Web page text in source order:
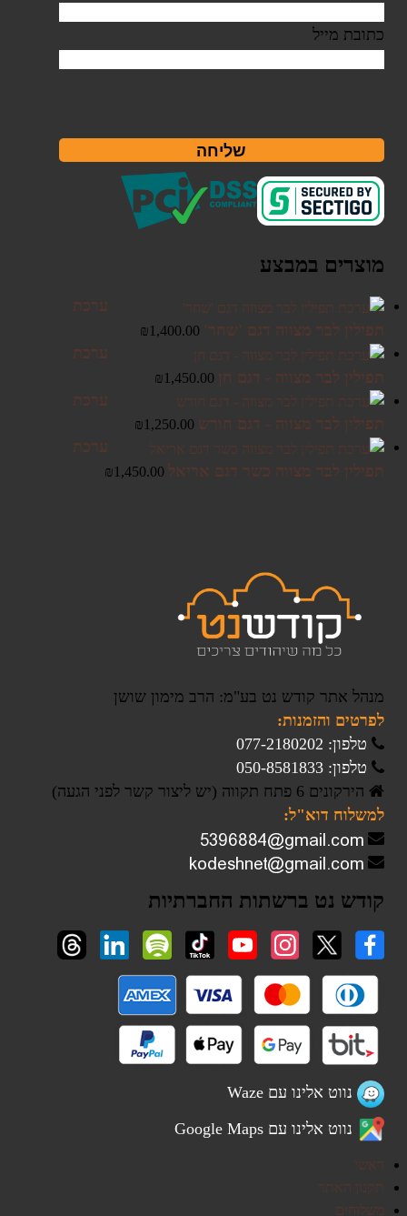
כתובת מייל
שליחה
מוצרים במבצע
ערכת
תפילין לבר מצווה דגם 'שחר'
₪1,400.00
ערכת
תפילין לבר מצווה - דגם חן
₪1,450.00
ערכת
תפילין לבר מצווה - דגם חורש
₪1,250.00
ערכת
תפילין לבר מצווה כשר דגם אריאל
₪1,450.00
מנהל אתר קודש נט בע"מ: הרב מימון שושן
לפרטים והזמנות:
טלפון: 077-2180202
טלפון: 050-8581833
הירקונים 6 פתח תקווה (יש ליצור קשר לפני הגעה)
למשלוח דוא"ל:
קודש נט ברשתות החברתיות
נווט אלינו עם Waze
נווט אלינו עם Google Maps
ראשי
תקנון האתר
משלוחים